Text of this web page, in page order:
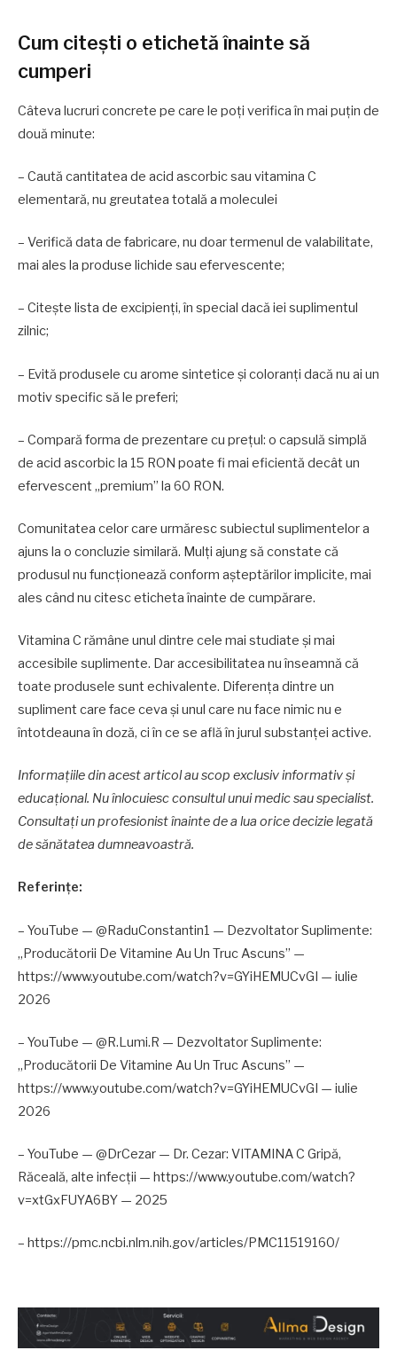
Cum citești o etichetă înainte să
cumperi
Câteva lucruri concrete pe care le poți verifica în mai puțin de
două minute:
– Caută cantitatea de acid ascorbic sau vitamina C
elementară, nu greutatea totală a moleculei
– Verifică data de fabricare, nu doar termenul de valabilitate,
mai ales la produse lichide sau efervescente;
– Citește lista de excipienți, în special dacă iei suplimentul
zilnic;
– Evită produsele cu arome sintetice și coloranți dacă nu ai un
motiv specific să le preferi;
– Compară forma de prezentare cu prețul: o capsulă simplă
de acid ascorbic la 15 RON poate fi mai eficientă decât un
efervescent „premium” la 60 RON.
Comunitatea celor care urmăresc subiectul suplimentelor a
ajuns la o concluzie similară. Mulți ajung să constate că
produsul nu funcționează conform așteptărilor implicite, mai
ales când nu citesc eticheta înainte de cumpărare.
Vitamina C rămâne unul dintre cele mai studiate și mai
accesibile suplimente. Dar accesibilitatea nu înseamnă că
toate produsele sunt echivalente. Diferența dintre un
supliment care face ceva și unul care nu face nimic nu e
întotdeauna în doză, ci în ce se află în jurul substanței active.
Informațiile din acest articol au scop exclusiv informativ și
educațional. Nu înlocuiesc consultul unui medic sau specialist.
Consultați un profesionist înainte de a lua orice decizie legată
de sănătatea dumneavoastră.
Referințe:
– YouTube — @RaduConstantin1 — Dezvoltator Suplimente:
„Producătorii De Vitamine Au Un Truc Ascuns” —
https://www.youtube.com/watch?v=GYiHEMUCvGI — iulie
2026
– YouTube — @R.Lumi.R — Dezvoltator Suplimente:
„Producătorii De Vitamine Au Un Truc Ascuns” —
https://www.youtube.com/watch?v=GYiHEMUCvGI — iulie
2026
– YouTube — @DrCezar — Dr. Cezar: VITAMINA C Gripă,
Răceală, alte infecții — https://www.youtube.com/watch?
v=xtGxFUYA6BY — 2025
– https://pmc.ncbi.nlm.nih.gov/articles/PMC11519160/